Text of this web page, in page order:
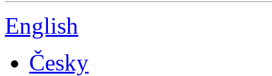
English
Česky